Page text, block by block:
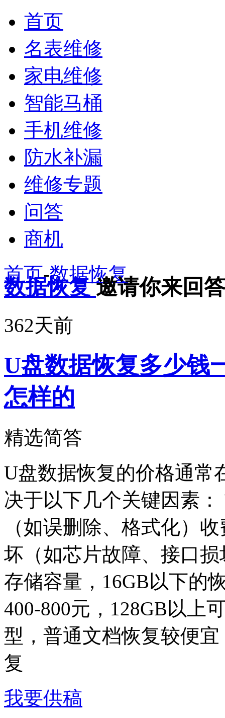
首页
名表维修
家电维修
智能马桶
手机维修
防水补漏
维修专题
问答
商机
首页-数据恢复
数据恢复邀请你来回答
362天前
U盘数据恢复多少钱
怎样的
精选简答
U盘数据恢复的价格通常
决于以下几个关键因素
（如误删除、格式化）
坏（如芯片故障、接口
存储容量，16GB以下的
400-800元，128GB以上
型，普通文档恢复较便
复
我要供稿